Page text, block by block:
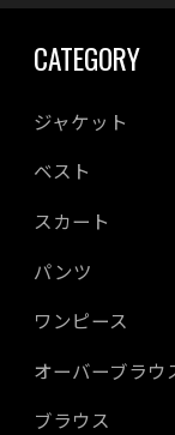
CATEGORY
ジャケット
ベスト
スカート
パンツ
ワンピース
オーバーブラウ
ブラウス